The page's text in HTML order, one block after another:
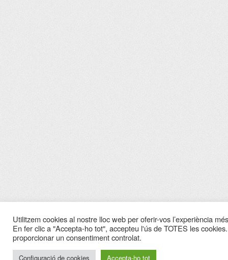
Utilitzem cookies al nostre lloc web per oferir-vos l’experiència
En fer clic a "Accepta-ho tot", accepteu l'ús de TOTES les
proporcionar un consentiment controlat.
Configuració de cookies Accepta-ho tot